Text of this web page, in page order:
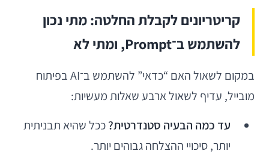
קריטריונים לקבלת החלטה: מתי נכון
להשתמש ב־Prompt, ומתי לא
במקום לשאול האם “כדאי” להשתמש ב־AI בפיתוח
מובייל, עדיף לשאול ארבע שאלות מעשיות:
עד כמה הבעיה סטנדרטית?ככל שהיא תבניתית
יותר, סיכויי ההצלחה גבוהים יותר.